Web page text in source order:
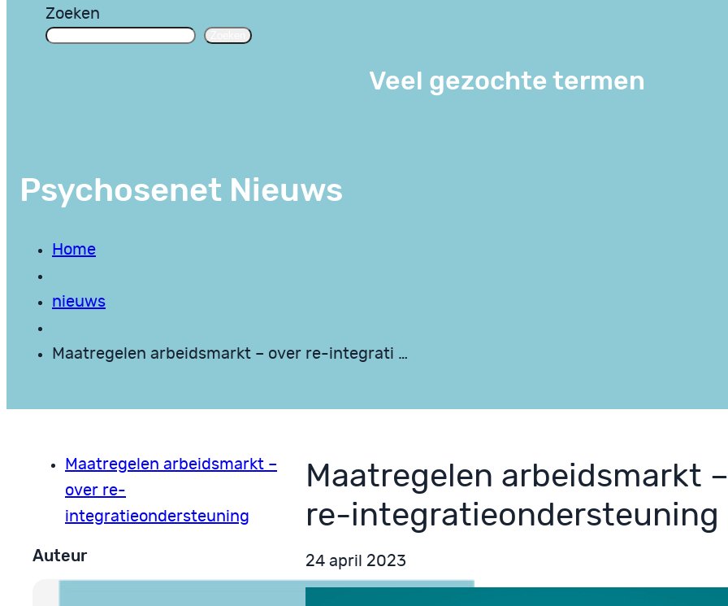
Zoeken
Veel gezochte termen
Psychosenet Nieuws
Home
nieuws
Maatregelen arbeidsmarkt – over re-integrati …
Maatregelen arbeidsmarkt –
over re-
integratieondersteuning
Auteur
Maatregelen arbeidsmarkt
re-integratieondersteuning
24 april 2023